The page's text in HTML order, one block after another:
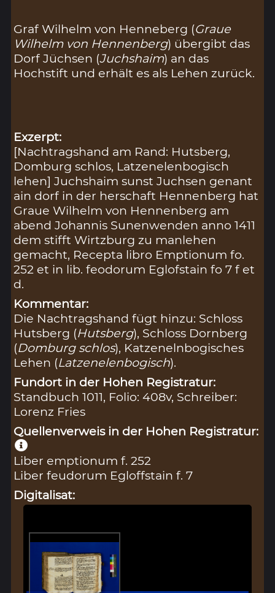
Graf Wilhelm von Henneberg (Graue
Wilhelm von Hennenberg) übergibt das
Dorf Jüchsen (Juchshaim) an das
Hochstift und erhält es als Lehen zurück.
Exzerpt:
[Nachtragshand am Rand: Hutsberg,
Domburg schlos, Latzenelenbogisch
lehen] Juchshaim sunst Juchsen genant
ain dorf in der herschaft Hennenberg hat
Graue Wilhelm von Hennenberg am
abend Johannis Sunenwenden anno 1411
dem stifft Wirtzburg zu manlehen
gemacht, Recepta libro Emptionum fo.
252 et in lib. feodorum Eglofstain fo 7 f et
d.
Kommentar:
Die Nachtragshand fügt hinzu: Schloss
Hutsberg (Hutsberg), Schloss Dornberg
(Domburg schlos), Katzenelnbogisches
Lehen (Latzenelenbogisch).
Fundort in der Hohen Registratur:
Standbuch 1011, Folio: 408v, Schreiber:
Lorenz Fries
Quellenverweis in der Hohen Registratur:
Liber emptionum f. 252
Liber feudorum Egloffstain f. 7
Digitalisat: